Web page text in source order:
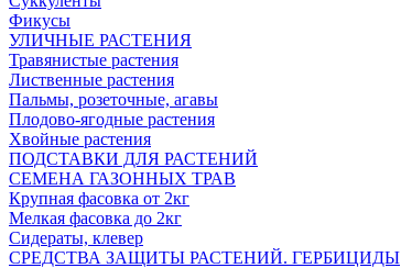
Фикусы
УЛИЧНЫЕ РАСТЕНИЯ
Травянистые растения
Лиственные растения
Пальмы, розеточные, агавы
Плодово-ягодные растения
Хвойные растения
ПОДСТАВКИ ДЛЯ РАСТЕНИЙ
СЕМЕНА ГАЗОННЫХ ТРАВ
Крупная фасовка от 2кг
Мелкая фасовка до 2кг
Сидераты, клевер
СРЕДСТВА ЗАЩИТЫ РАСТЕНИЙ. ГЕРБИЦИДЫ